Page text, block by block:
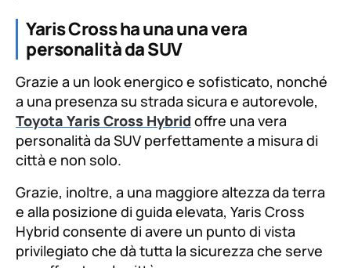
Yaris Cross ha una una vera
personalità da SUV
Grazie a un look energico e sofisticato, nonché
a una presenza su strada sicura e autorevole,
Toyota Yaris Cross Hybrid offre una vera
personalità da SUV perfettamente a misura di
città e non solo.
Grazie, inoltre, a una maggiore altezza da terra
e alla posizione di guida elevata, Yaris Cross
Hybrid consente di avere un punto di vista
privilegiato che dà tutta la sicurezza che serve